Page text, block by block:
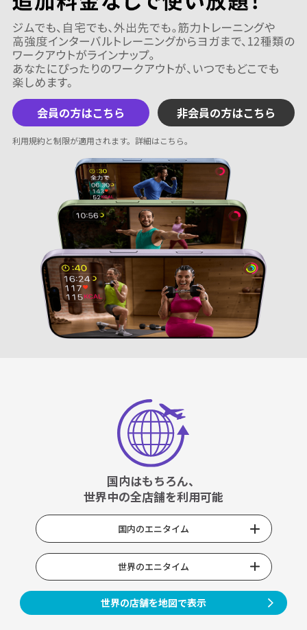
会員の方はこちら 非会員の方はこちら
利用規約と制限が適用されます。 詳細はこちら。
国内はもちろん、
世界中の全店舗を利用可能
国内のエニタイム
世界のエニタイム
世界の店舗を地図で表示